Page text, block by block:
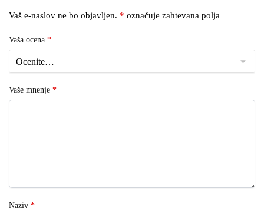
Vaš e-naslov ne bo objavljen. * označuje zahtevana polja
Vaša ocena *
Vaše mnenje *
Naziv *